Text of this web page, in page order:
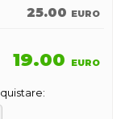
carboidrati: ciò rende
al
viene testato da
per verificare la
25.00 EURO
19.00 EURO